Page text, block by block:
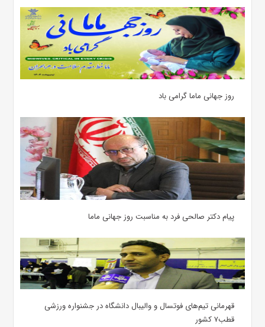
روز جهانی ماما گرامی باد
پیام دکتر صالحی فرد به مناسبت روز جهانی ماما
قهرمانی تیم‌های فوتسال و والیبال دانشگاه در جشنواره ورزشی
قطب۷ کشور